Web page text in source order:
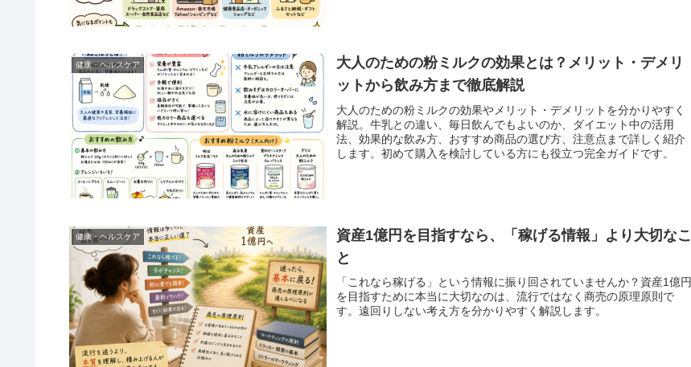
健康・ヘルスケア
大人のための粉ミルクの効果とは？メリット・デメリ
ットから飲み方まで徹底解説
大人のための粉ミルクの効果やメリット・デメリットを分かりやすく
解説。牛乳との違い、毎日飲んでもよいのか、ダイエット中の活用
法、効果的な飲み方、おすすめ商品の選び方、注意点まで詳しく紹介
します。初めて購入を検討している方にも役立つ完全ガイドです。
健康・ヘルスケア
資産1億円を目指すなら、「稼げる情報」より大切なこ
と
「これなら稼げる」という情報に振り回されていませんか？資産1億円
を目指すために本当に大切なのは、流行ではなく商売の原理原則で
す。遠回りしない考え方を分かりやすく解説します。